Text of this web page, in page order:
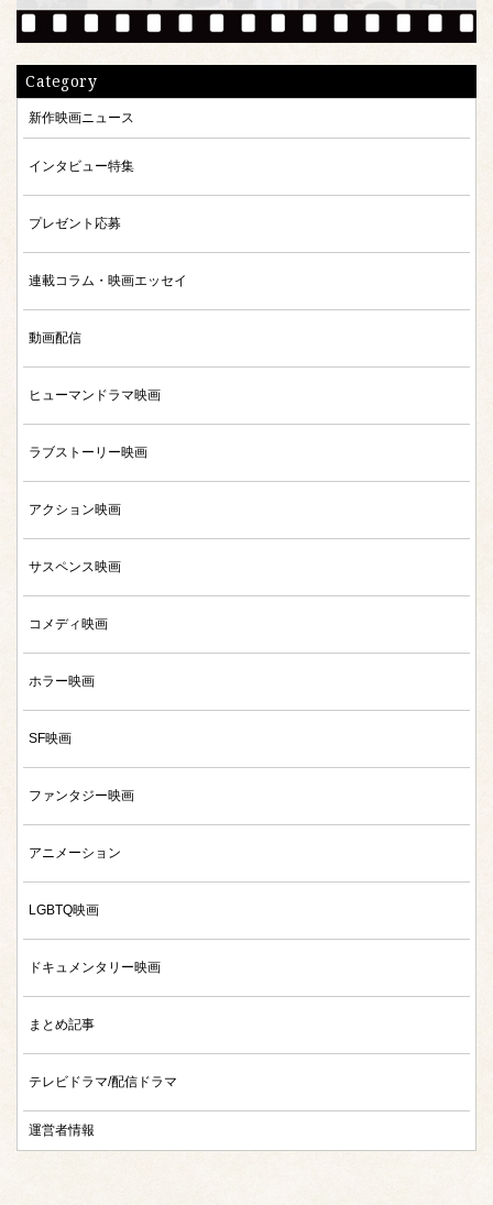
Category
新作映画ニュース
インタビュー特集
プレゼント応募
連載コラム・映画エッセイ
動画配信
ヒューマンドラマ映画
ラブストーリー映画
アクション映画
サスペンス映画
コメディ映画
ホラー映画
SF映画
ファンタジー映画
アニメーション
LGBTQ映画
ドキュメンタリー映画
まとめ記事
テレビドラマ/配信ドラマ
運営者情報